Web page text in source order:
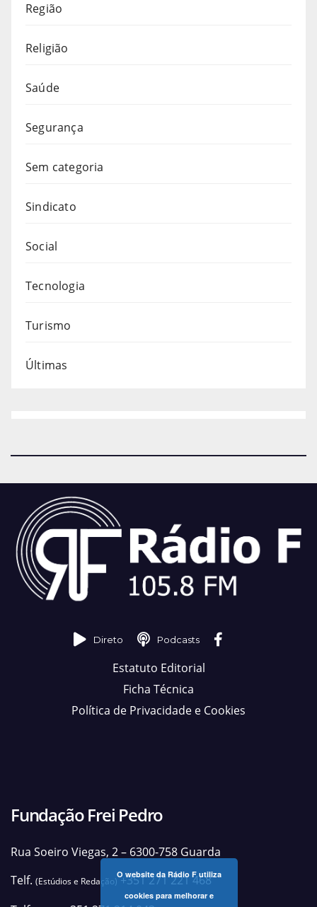
Região
Religião
Saúde
Segurança
Sem categoria
Sindicato
Social
Tecnologia
Turismo
Últimas
Direto Podcasts
Estatuto Editorial
Ficha Técnica
Política de Privacidade e Cookies
Fundação Frei Pedro
Rua Soeiro Viegas, 2 – 6300-758 Guarda
Telf. (Estúdios e Redação)+351 271 221 468
O website da Rádio F utiliza
cookies para melhorar e